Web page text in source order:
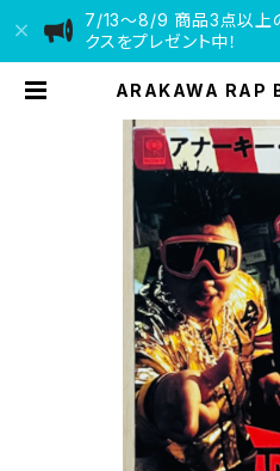
7/13〜8/9 商品3点以上
クスをプレゼント中！
ARAKAWA RAP
ER